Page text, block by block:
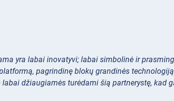
yra labai inovatyvi; labai simbolinė ir
pagrindinę blokų grandinės
džiaugiamės turėdami šią partnerystę, kad